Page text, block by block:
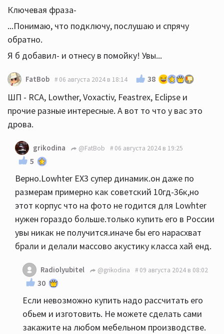
Ключевая фраза-
...Понимаю, что подключу, послушаю и спрячу
обратно.
Я б добавил- и отнесу в помойку! Увы...
FatBob 06 августа 2024 в 18:14 38
ШП - RCA, Lowther, Voxactiv, Feastrex, Eclipse и
прочие разные интересные. А вот то что у вас это
дрова.
grikodina @FatBob 06 августа 2024 в 19:25
5
Верно.Lowhter EX3 супер динамик.он даже по
размерам примерно как советский 10гд-36к,но
этот корпус что на фото не годится для Lowhter
нужен гораздо больше.только купить его в России
увы никак не получится.иначе бы его нарасхват
брали и делали массово акустику класса хай енд.
Radiolyubitel @grikodina 09 августа 2024 в 08:02
30
Если невозможно купить надо рассчитать его
обьем и изготовить. Не можете сделать сами
закажите на любом мебельном производстве.